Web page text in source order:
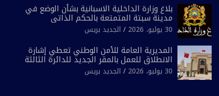
بلاغ وزارة الداخلية الاسبانية بشأن الوضع في
مدينة سبتة المتمتعة بالحكم الذاتي
30 يوليو، 2026 الجديد بريس
المديرية العامة للأمن الوطني تعطي إشارة
الانطلاق للعمل بالمقر الجديد للدائرة الثالثة
للشرطة بولاية أمن العيون
30 يوليو، 2026 الجديد بريس